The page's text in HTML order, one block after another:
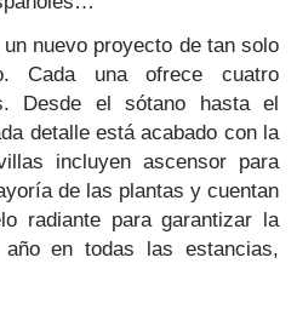
nuevo proyecto de tan solo
Cada una ofrece cuatro
Desde el sótano hasta el
detalle está acabado con la
incluyen ascensor para
de las plantas y cuentan
radiante para garantizar la
en todas las estancias,